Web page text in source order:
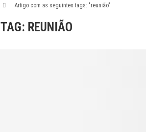
Artigo com as seguintes tags: "reunião"
TAG: REUNIÃO